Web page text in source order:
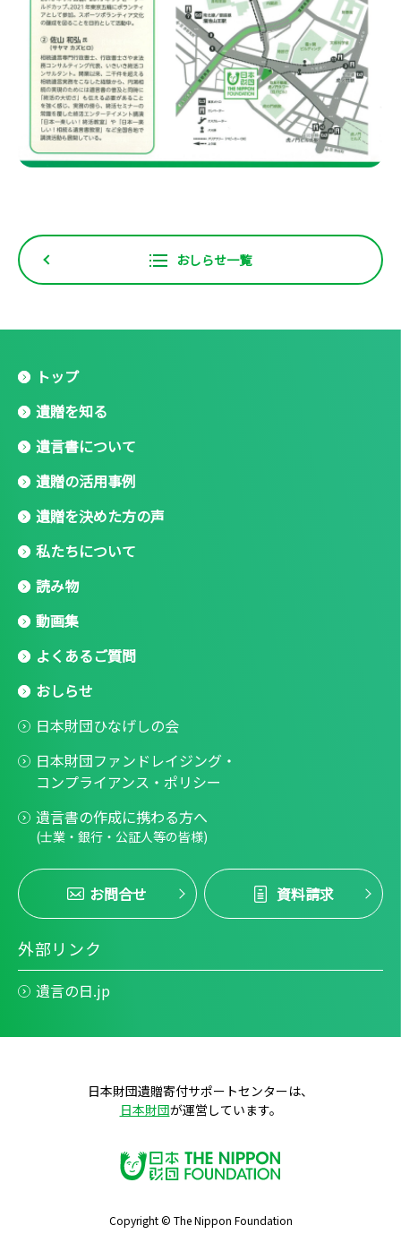
おしらせ一覧
トップ
遺贈を知る
遺言書について
遺贈の活用事例
遺贈を決めた方の声
私たちについて
読み物
動画集
よくあるご質問
おしらせ
日本財団ひなげしの会
日本財団ファンドレイジング・
コンプライアンス・ポリシー
遺言書の作成に携わる方へ
(士業・銀行・公証人等の皆様)
お問合せ 資料請求
外部リンク
遺言の日.jp
日本財団遺贈寄付サポートセンターは、
日本財団が運営しています。
Copyright © The Nippon Foundation